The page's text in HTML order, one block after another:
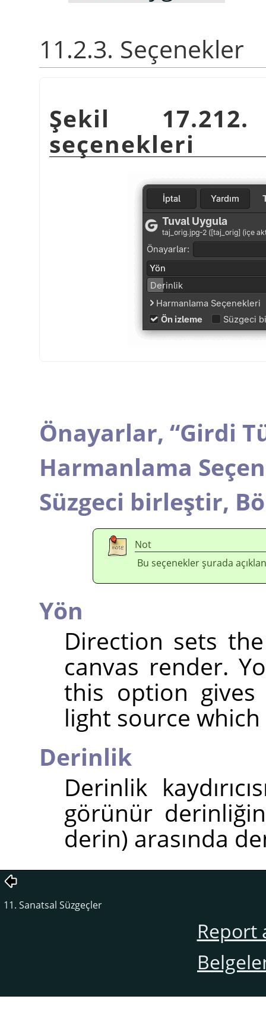
11.2.3. Seçenekler
Şekil
seçenekleri
Önayarlar, “Girdi
Harmanlama
Süzgeci birleştir,
Not
Bu seçenekler şurada
Yön
Direction sets
canvas render.
this option
light source
Derinlik
Derinlik
görünür
derin) arasında
11. Sanatsal Süzgeçler
Report